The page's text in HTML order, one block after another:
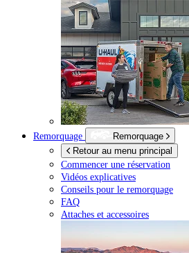
Remorquage
Remorquage
Retour au menu principal
Commencer une réservation
Vidéos explicatives
Conseils pour le remorquage
FAQ
Attaches et accessoires